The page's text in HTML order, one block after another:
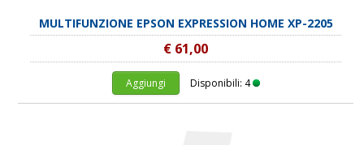
MULTIFUNZIONE EPSON EXPRESSION HOME XP-2205
€ 61,00
Aggiungi Disponibili: 4